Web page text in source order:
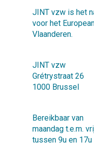
JINT vzw is het
voor het
Vlaanderen.
JINT vzw
Grétrystraat 26
1000 Brussel
Bereikbaar van
maandag t.e.m.
tussen 9u en 17u